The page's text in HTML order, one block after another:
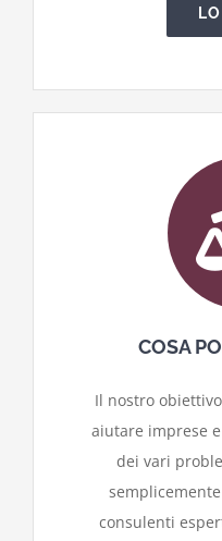
COSA
Il nostro
aiutare imprese
dei vari
consulenti